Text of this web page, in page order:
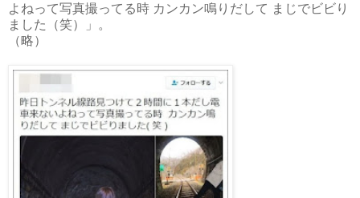
よねって写真撮ってる時 カンカン鳴りだして まじでビビり
ました（笑）」。
（略）